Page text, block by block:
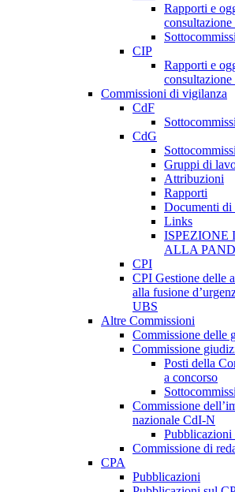
Rapporti e
consultazione
CIP
Rapporti e
Commissioni di vigilanza
CdF
CdG
Gruppi di
Attribuzioni
Rapporti
Documenti di
Links
ISPEZIONE
ALLA
CPI
CPI Gestione delle
alla fusione
UBS
Altre Commissioni
Commissione delle
Commissione
Posti della
a concorso
Commissione
nazionale CdI-N
Commissione di
CPA
Pubblicazioni